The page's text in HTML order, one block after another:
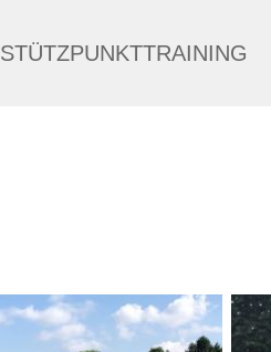
STÜTZPUNKTTRAINING